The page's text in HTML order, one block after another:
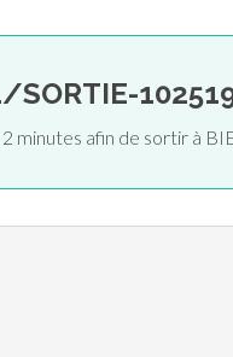
SORTIE-
minutes afin de sortir à